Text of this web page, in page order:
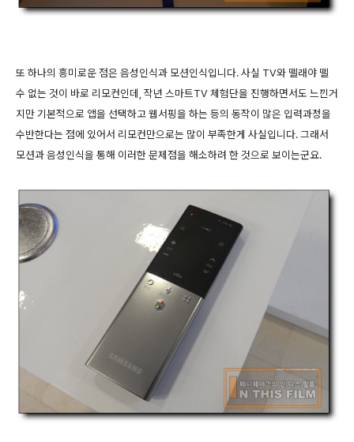
또 하나의 흥미로운 점은 음성인식과 모션인식입니다. 사실 TV와 뗄래야 뗄
수 없는 것이 바로 리모컨인데, 작년 스마트TV 체험단을 진행하면서도 느낀거
지만 기본적으로 앱을 선택하고 웹서핑을 하는 등의 동작이 많은 입력과정을
수반한다는 점에 있어서 리모컨만으로는 많이 부족한게 사실입니다. 그래서
모션과 음성인식을 통해 이러한 문제점을 해소하려 한 것으로 보이는군요.